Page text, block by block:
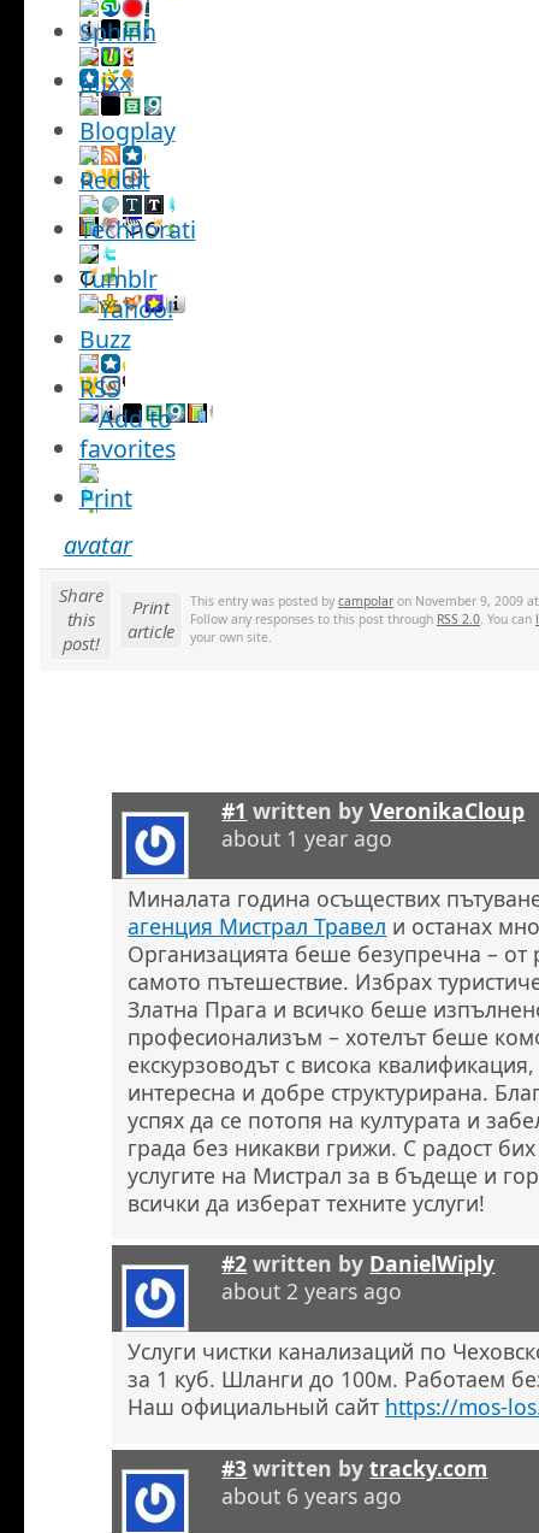
avatar
Share
this
post!
Print
article
This entry was posted by campolar on November 9, 2009
Follow any responses to this post through RSS 2.0. You can
your own site.
#1 written byVeronikaCloup
about 1 year ago
Миналата година осъществих
агенция Мистрал Травел и останах
Организацията беше безупречна – от
самото пътешествие. Избрах
Златна Прага и всичко беше
професионализъм – хотелът беше
екскурзоводът с висока
интересна и добре структурирана.
успях да се потопя на културата и
града без никакви грижи. С радост
услугите на Мистрал за в бъдеще и
всички да изберат техните услуги!
#2 written by DanielWiply
about 2 years ago
Услуги чистки канализаций по
за 1 куб. Шланги до 100м. Работаем
Наш официальный сайт https://mos-
#3 written bytracky.com
about 6 years ago